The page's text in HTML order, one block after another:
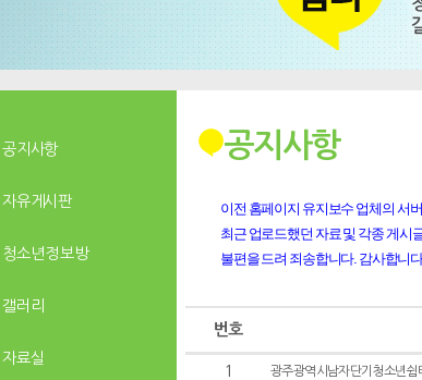
공지사항
자유게시판
청소년 정보방
갤러리
자료실
공지사항
이전 홈페이지 유지보수 업체의 서
최근 업로드했던 자료 및 각종 게시
불편을 드려 죄송합니다. 감사합니
번호
1 광주광역시남자단기청소년쉼